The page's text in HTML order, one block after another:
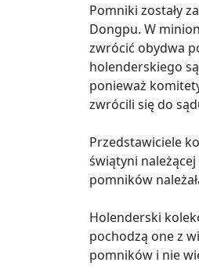
Pomniki zostały
Dongpu. W
zwrócić obydwa
holenderskiego
ponieważ
zwrócili się do
Przedstawiciele
świątyni
pomników
Holenderski
pochodzą one z
pomników i nie